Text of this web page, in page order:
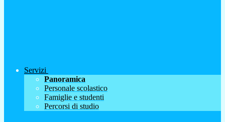
Servizi
Panoramica
Personale scolastico
Famiglie e studenti
Percorsi di studio